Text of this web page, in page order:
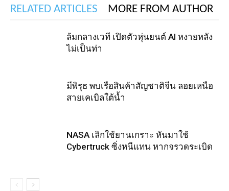
RELATED ARTICLES MORE FROM AUTHOR
ล้มกลางเวที เปิดตัวหุ่นยนต์ AI หงายหลัง
ไม่เป็นท่า
มีพิรุธ พบเรือสินค้าสัญชาติจีน ลอยเหนือ
สายเคเบิลใต้น้ำ
NASA เลิกใช้ยานเกราะ หันมาใช้
Cybertruck ซิ่งหนีแทน หากจรวดระเบิด